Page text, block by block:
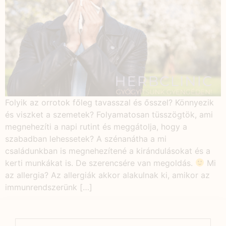
Folyik az orrotok főleg tavasszal és ősszel? Könnyezik
és viszket a szemetek? Folyamatosan tüsszögtök, ami
megnehezíti a napi rutint és meggátolja, hogy a
szabadban lehessetek? A szénanátha a mi
családunkban is megnehezítené a kirándulásokat és a
kerti munkákat is. De szerencsére van megoldás.
Mi
az allergia? Az allergiák akkor alakulnak ki, amikor az
immunrendszerünk […]